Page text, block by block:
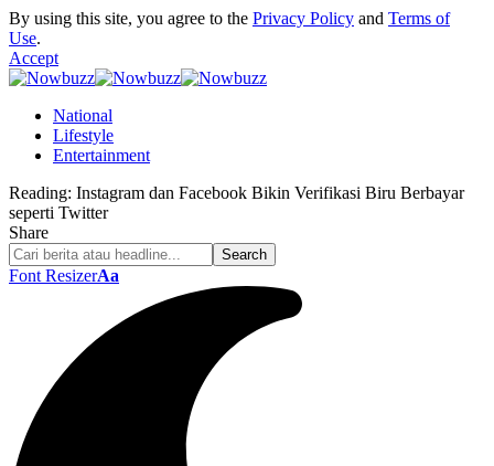
By using this site, you agree to the Privacy Policy and Terms of
Use.
Accept
National
Lifestyle
Entertainment
Reading: Instagram dan Facebook Bikin Verifikasi Biru Berbayar
seperti Twitter
Share
Font ResizerAa